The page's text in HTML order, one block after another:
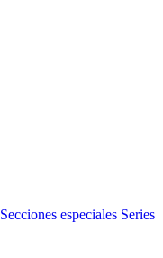
Secciones especiales Series